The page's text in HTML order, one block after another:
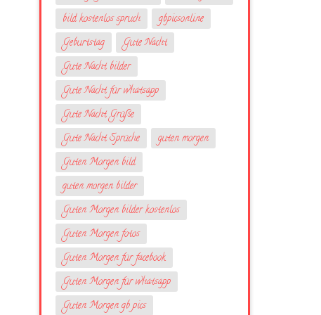
bild kostenlos spruch
gbpicsonline
Geburtstag
Gute Nacht
Gute Nacht bilder
Gute Nacht für whatsapp
Gute Nacht Grüße
Gute Nacht Sprüche
guten morgen
Guten Morgen bild
guten morgen bilder
Guten Morgen bilder kostenlos
Guten Morgen fotos
Guten Morgen für facebook
Guten Morgen für whatsapp
Guten Morgen gb pics